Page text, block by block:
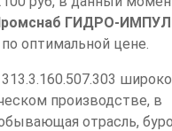
ГИДРО-
оптимальной цене.
производстве, в
отрасль,